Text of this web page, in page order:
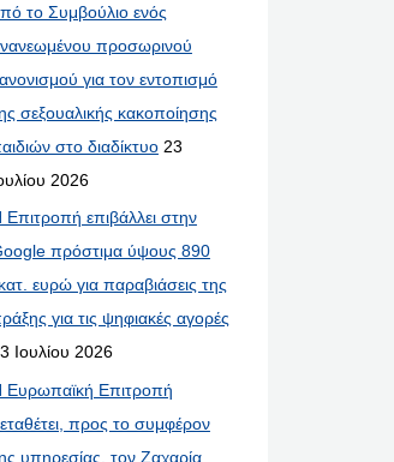
το Συμβούλιο ενός
προσωρινού
για τον εντοπισμό
σεξουαλικής κακοποίησης
στο διαδίκτυο 23
2026
Επιτροπή επιβάλλει στην
πρόστιμα ύψους 890
ευρώ για παραβιάσεις της
για τις ψηφιακές αγορές
Ιουλίου 2026
Ευρωπαϊκή Επιτροπή
προς το συμφέρον
υπηρεσίας, τον Ζαχαρία